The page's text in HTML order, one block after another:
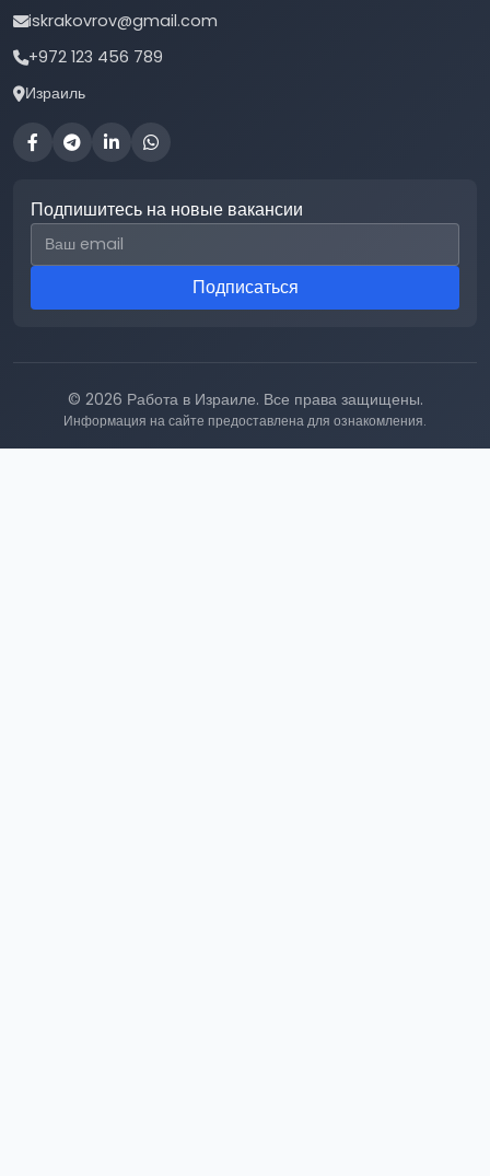
iskrakovrov@gmail.com
+972 123 456 789
Израиль
Подпишитесь на новые вакансии
Email для подписки
Подписаться
© 2026 Работа в Израиле. Все права защищены.
Информация на сайте предоставлена для ознакомления.